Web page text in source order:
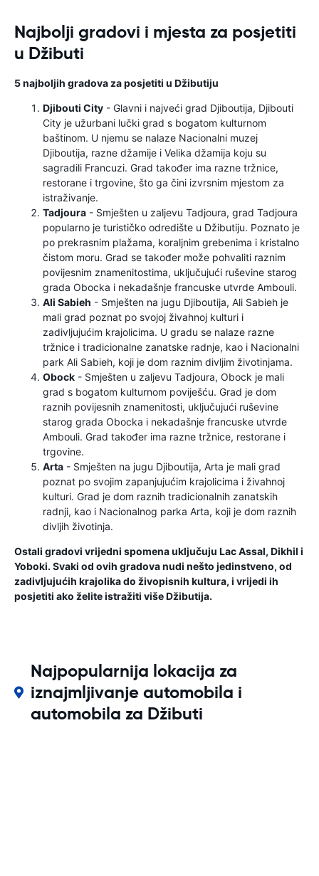
Najbolji gradovi i mjesta za posjetiti
u Džibuti
5 najboljih gradova za posjetiti u Džibutiju
Djibouti City - Glavni i najveći grad Djiboutija, Djibouti
City je užurbani lučki grad s bogatom kulturnom
baštinom. U njemu se nalaze Nacionalni muzej
Djiboutija, razne džamije i Velika džamija koju su
sagradili Francuzi. Grad također ima razne tržnice,
restorane i trgovine, što ga čini izvrsnim mjestom za
istraživanje.
Tadjoura - Smješten u zaljevu Tadjoura, grad Tadjoura
popularno je turističko odredište u Džibutiju. Poznato je
po prekrasnim plažama, koraljnim grebenima i kristalno
čistom moru. Grad se također može pohvaliti raznim
povijesnim znamenitostima, uključujući ruševine starog
grada Obocka i nekadašnje francuske utvrde Ambouli.
Ali Sabieh - Smješten na jugu Djiboutija, Ali Sabieh je
mali grad poznat po svojoj živahnoj kulturi i
zadivljujućim krajolicima. U gradu se nalaze razne
tržnice i tradicionalne zanatske radnje, kao i Nacionalni
park Ali Sabieh, koji je dom raznim divljim životinjama.
Obock - Smješten u zaljevu Tadjoura, Obock je mali
grad s bogatom kulturnom poviješću. Grad je dom
raznih povijesnih znamenitosti, uključujući ruševine
starog grada Obocka i nekadašnje francuske utvrde
Ambouli. Grad također ima razne tržnice, restorane i
trgovine.
Arta - Smješten na jugu Djiboutija, Arta je mali grad
poznat po svojim zapanjujućim krajolicima i živahnoj
kulturi. Grad je dom raznih tradicionalnih zanatskih
radnji, kao i Nacionalnog parka Arta, koji je dom raznih
divljih životinja.
Ostali gradovi vrijedni spomena uključuju Lac Assal, Dikhil i
Yoboki. Svaki od ovih gradova nudi nešto jedinstveno, od
zadivljujućih krajolika do živopisnih kultura, i vrijedi ih
posjetiti ako želite istražiti više Džibutija.
Najpopularnija lokacija za
iznajmljivanje automobila i
automobila za Džibuti